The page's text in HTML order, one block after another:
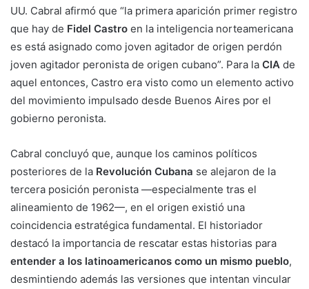
UU. Cabral afirmó que “la primera aparición primer registro
que hay de Fidel Castro en la inteligencia norteamericana
es está asignado como joven agitador de origen perdón
joven agitador peronista de origen cubano”. Para la CIA de
aquel entonces, Castro era visto como un elemento activo
del movimiento impulsado desde Buenos Aires por el
gobierno peronista.
Cabral concluyó que, aunque los caminos políticos
posteriores de la Revolución Cubana se alejaron de la
tercera posición peronista —especialmente tras el
alineamiento de 1962—, en el origen existió una
coincidencia estratégica fundamental. El historiador
destacó la importancia de rescatar estas historias para
entender a los latinoamericanos como un mismo pueblo,
desmintiendo además las versiones que intentan vincular